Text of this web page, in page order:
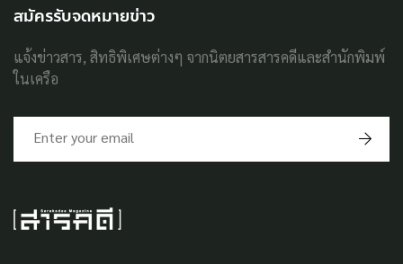
สมัครรับจดหมายข่าว
แจ้งข่าวสาร, สิทธิพิเศษต่างๆ จากนิตยสารสารคดีและสำนักพิมพ์
ในเครือ